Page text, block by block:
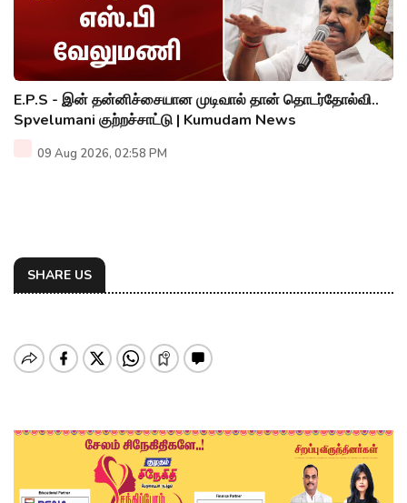
E.P.S - இன் தன்னிச்சையான முடிவால் தான் தொடர்தோல்வி..
Spvelumani குற்றச்சாட்டு | Kumudam News
09 Aug 2026, 02:58 PM
SHARE US